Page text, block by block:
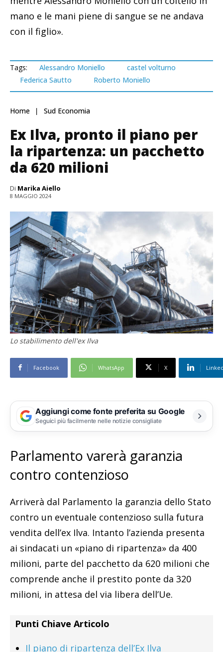
mano e le mani piene di sangue se ne andava
con il figlio».
Tags: Alessandro Moniello
castel volturno
Federica Sautto
Roberto Moniello
Home Sud Economia
Ex Ilva, pronto il piano per
la ripartenza: un pacchetto
da 620 milioni
Di Marika Aiello
8 MAGGIO 2024
Lo stabilimento dell'ex Ilva
Facebook WhatsApp X
Aggiungi come fonte preferita su Google
Seguici più facilmente nelle notizie consigliate
Parlamento varerà garanzia
contro contenzioso
Arriverà dal Parlamento la garanzia dello Stato
contro un eventuale contenzioso sulla futura
vendita dell’ex Ilva. Intanto l’azienda presenta
ai sindacati un «piano di ripartenza» da 400
milioni, parte del pacchetto da 620 milioni che
comprende anche il prestito ponte da 320
milioni, in attesa del via libera dell’Ue.
Punti Chiave Articolo
Il piano di ripartenza dell’Ex Ilva